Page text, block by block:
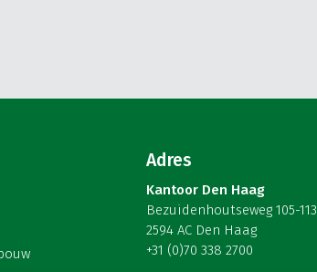
Adres
Kantoor Den Haag
Bezuidenhoutseweg 105-113
2594 AC Den Haag
+31 (0)70 338 2700